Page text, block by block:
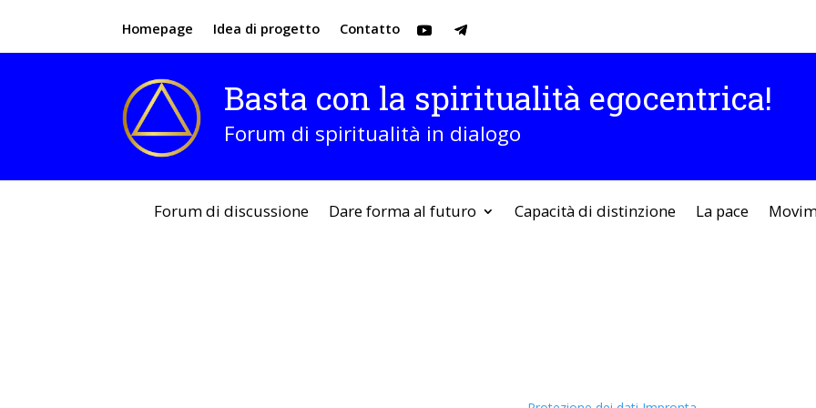
Homepage Idea di progetto Contatto
Basta con la spiritualità egocentrica!
Forum di spiritualità in dialogo
Forum di discussione Dare forma al futuro Capacità di distinzione La pace